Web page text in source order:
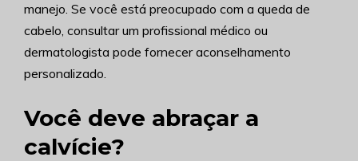
manejo. Se você está preocupado com a queda de
cabelo, consultar um profissional médico ou
dermatologista pode fornecer aconselhamento
personalizado.
Você deve abraçar a
calvície?